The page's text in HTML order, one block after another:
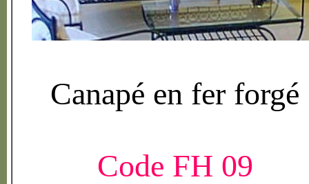
Canapé en fer forgé
Code FH 09